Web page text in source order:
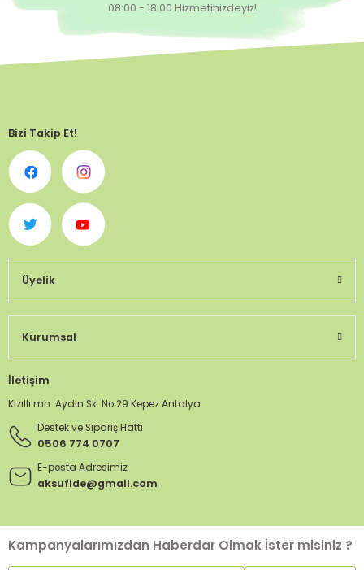
08:00 - 18:00 Hizmetinizdeyiz!
Bizi Takip Et!
Üyelik
Kurumsal
İletişim
Kızıllı mh. Aydın Sk. No:29 Kepez Antalya
Destek ve Sipariş Hattı
0506 774 0707
E-posta Adresimiz
aksufide@gmail.com
Kampanyalarımızdan Haberdar Olmak İster misiniz ?